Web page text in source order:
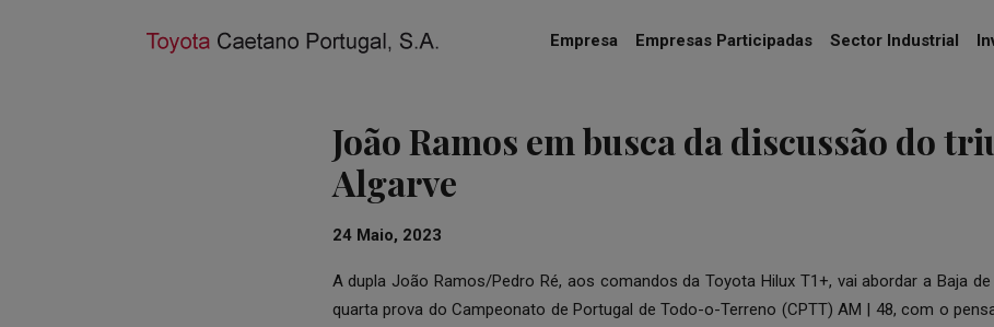
Empresa Empresas Participadas Sector Industrial
João Ramos em busca da discussão do
Algarve
24 Maio, 2023
A dupla João Ramos/Pedro Ré, aos comandos da Toyota Hilux T1+, vai abordar a Baja
quarta prova do Campeonato de Portugal de Todo-o-Terreno (CPTT) AM | 48, com o